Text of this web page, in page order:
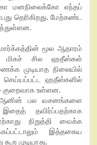
மனநிலைக்கோ எந்தப்
தெரிகிறது. மேற்கண்ட
மூல ஆதாரம்
மிகச் சில ஹதீஸ்கள்
முடியாத நிலையில்
செய்யப்பட்ட ஹதீஸ்களில்
குறைவாக உள்ளன.
பல வசனங்களை
இதைத் தவிர்ப்பதற்காக
நிறுத்தி வைக்க
இத்தகைய
முடியாது.